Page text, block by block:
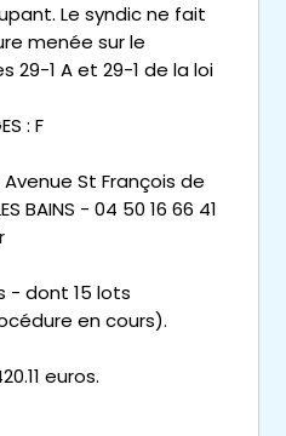
Le syndic ne fait
menée sur le
29-1 A et 29-1 de la loi
: F
Avenue St François de
BAINS - 04 50 16 66 41
- dont 15 lots
en cours).
euros.